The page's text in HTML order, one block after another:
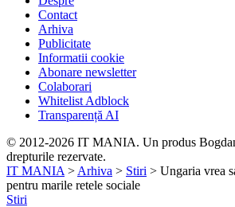
Contact
Arhiva
Publicitate
Informatii cookie
Abonare newsletter
Colaborari
Whitelist Adblock
Transparență AI
© 2012-2026 IT MANIA. Un produs
drepturile rezervate.
IT MANIA > Arhiva > Stiri > Ungaria vrea
pentru marile retele sociale
Stiri